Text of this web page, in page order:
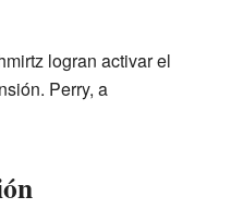
logran activar el
Perry, a